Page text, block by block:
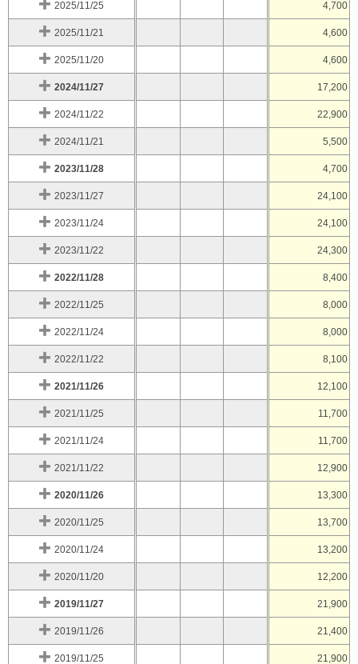
2025/11/25 4,700
2025/11/21 4,600
2025/11/20 4,600
2024/11/27 17,200
2024/11/22 22,900
2024/11/21 5,500
2023/11/28 4,700
2023/11/27 24,100
2023/11/24 24,100
2023/11/22 24,300
2022/11/28 8,400
2022/11/25 8,000
2022/11/24 8,000
2022/11/22 8,100
2021/11/26 12,100
2021/11/25 11,700
2021/11/24 11,700
2021/11/22 12,900
2020/11/26 13,300
2020/11/25 13,700
2020/11/24 13,200
2020/11/20 12,200
2019/11/27 21,900
2019/11/26 21,400
2019/11/25 21,900